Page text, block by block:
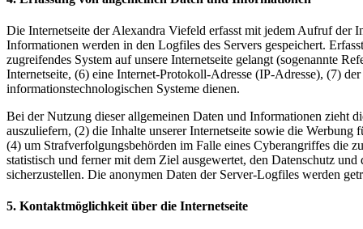
Die Internetseite der Alexandra Viefeld erfasst mit jedem Aufruf der
Informationen werden in den Logfiles des Servers gespeichert.
zugreifendes System auf unsere Internetseite gelangt (sogenannte
Internetseite, (6) eine Internet-Protokoll-Adresse (IP-Adresse), (7)
informationstechnologischen Systeme dienen.
Bei der Nutzung dieser allgemeinen Daten und Informationen zieht
auszuliefern, (2) die Inhalte unserer Internetseite sowie die
(4) um Strafverfolgungsbehörden im Falle eines Cyberangriffes die
statistisch und ferner mit dem Ziel ausgewertet, den Datenschutz
sicherzustellen. Die anonymen Daten der Server-Logfiles werden
5. Kontaktmöglichkeit über die Internetseite